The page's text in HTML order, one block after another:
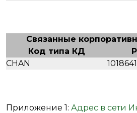
Связанные
Код типа КД
CHAN
1018641
Приложение 1: Адрес в сети